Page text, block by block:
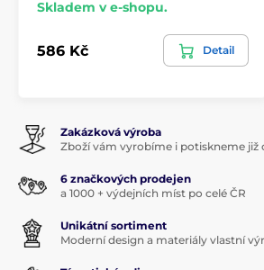
Skladem v e-shopu.
586 Kč Detail
Zakázková výroba
Zboží vám vyrobíme i potiskneme již
6 značkových prodejen
a 1000 + výdejních míst po celé ČR
Unikátní sortiment
Moderní design a materiály vlastní